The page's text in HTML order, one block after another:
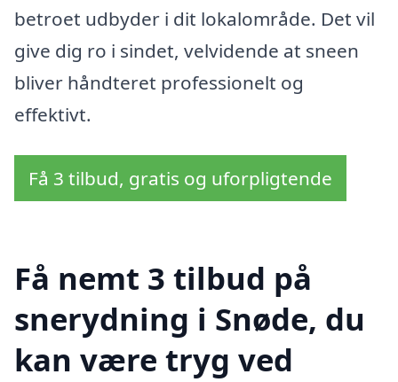
betroet udbyder i dit lokalområde. Det vil
give dig ro i sindet, velvidende at sneen
bliver håndteret professionelt og
effektivt.
Få 3 tilbud, gratis og uforpligtende
Få nemt 3 tilbud på
snerydning i Snøde, du
kan være tryg ved